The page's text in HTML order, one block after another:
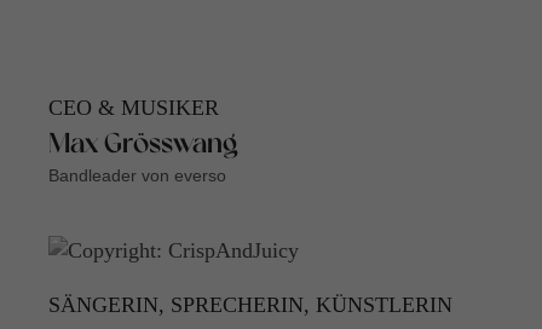
CEO & MUSIKER
Max Grösswang
Bandleader von everso
SÄNGERIN, SPRECHERIN, KÜNSTLERIN